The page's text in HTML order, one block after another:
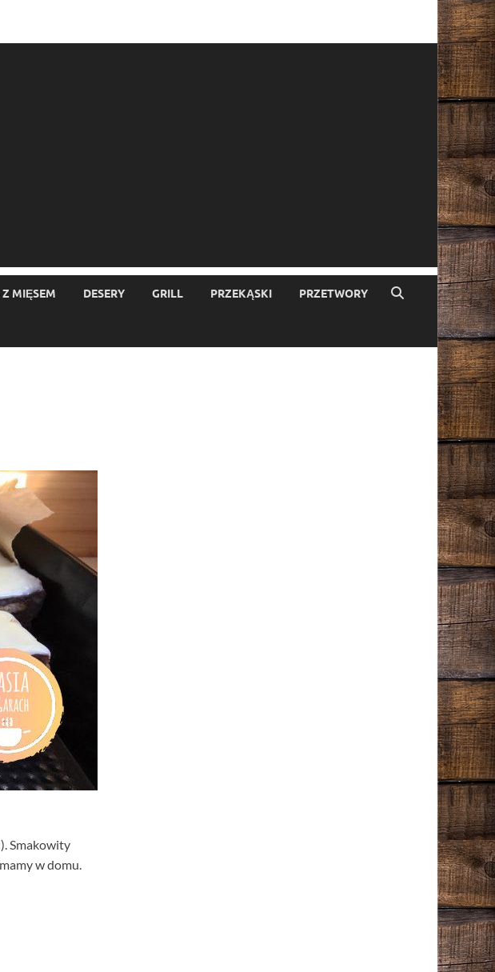
MIĘSEM DESERY GRILL PRZEKĄSKI PRZETWORY
Smakowity
w domu.